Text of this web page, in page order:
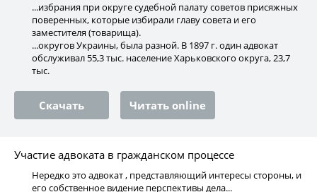
...избрания при округе судебной палату советов присяжных
поверенных, которые избирали главу совета и его
заместителя (товарища).
...округов Украины, была разной. В 1897 г. один адвокат
обслуживал 55,3 тыс. население Харьковского округа, 23,7
тыс.
Скачать Читать online
Участие адвоката в гражданском процессе
Нередко это адвокат , представляющий интересы стороны, и
его собственное видение перспективы дела...